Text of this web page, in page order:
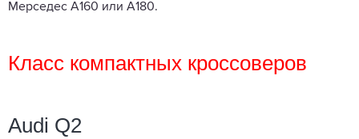
Мерседес А160 или А180.
Класс компактных кроссоверов
Audi Q2